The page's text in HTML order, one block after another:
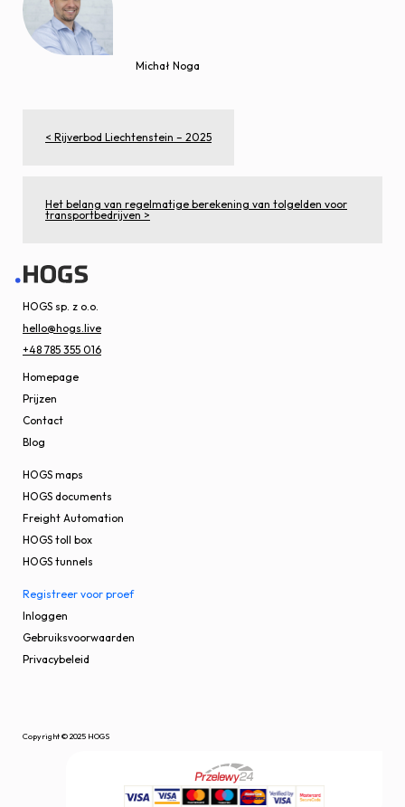
Michał Noga
< Rijverbod Liechtenstein – 2025
Het belang van regelmatige berekening van tolgelden voor
transportbedrijven >
HOGS sp. z o.o.
hello@hogs.live
+48 785 355 016
Homepage
Prijzen
Contact
Blog
HOGS maps
HOGS documents
Freight Automation
HOGS toll box
HOGS tunnels
Registreer voor proef
Inloggen
Gebruiksvoorwaarden
Privacybeleid
Copyright © 2025 HOGS